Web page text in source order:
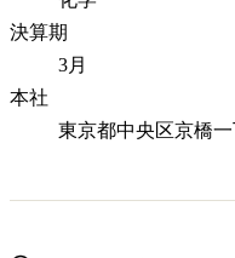
決算期
3月
本社
東京都中央区京橋